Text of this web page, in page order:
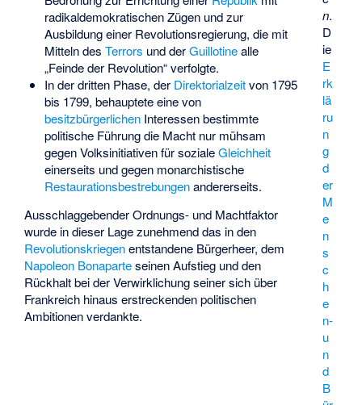
n.
D
ie
E
rk
lä
ru
n
g
d
er
M
e
n
s
c
h
e
n-
u
n
d
B
radikaldemokratischen Zügen und zur
Ausbildung einer Revolutionsregierung, die mit
Mitteln des Terrors und derGuillotinealle
„Feinde der Revolution“ verfolgte.
In der dritten Phase, der Direktorialzeitvon 1795
bis 1799, behauptete eine von
besitzbürgerlichenInteressen bestimmte
politische Führung die Macht nur mühsam
gegen Volksinitiativen für sozialeGleichheit
einerseits und gegen monarchistische
Restaurationsbestrebungenandererseits.
Ausschlaggebender Ordnungs- und Machtfaktor
wurde in dieser Lage zunehmend das in den
Revolutionskriegenentstandene Bürgerheer, dem
Napoleon Bonaparteseinen Aufstieg und den
Rückhalt bei der Verwirklichung seiner sich über
Frankreich hinaus erstreckenden politischen
Ambitionen verdankte.